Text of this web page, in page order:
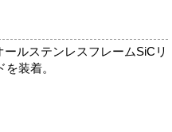
ルステンレスフレームSiCリ
装着。